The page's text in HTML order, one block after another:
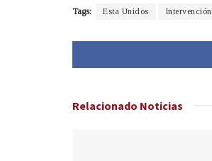
Tags: Esta Unidos Intervención
Relacionado Noticias